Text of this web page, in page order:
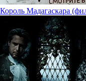
Король Мадагаскара